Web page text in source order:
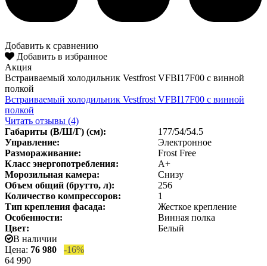
Добавить к сравнению
Добавить в избранное
Акция
Встраиваемый холодильник Vestfrost VFBI17F00 с винной
полкой
Встраиваемый холодильник Vestfrost VFBI17F00 с винной
полкой
Читать отзывы (4)
Габариты (В/Ш/Г) (см):
177/54/54.5
Управление:
Электронное
Размораживание:
Frost Free
Класс энергопотребления:
A+
Морозильная камера:
Снизу
Объем общий (брутто, л):
256
Количество компрессоров:
1
Тип крепления фасада:
Жесткое крепление
Особенности:
Винная полка
Цвет:
Белый
В наличии
Цена: 76 980
-16%
64 990